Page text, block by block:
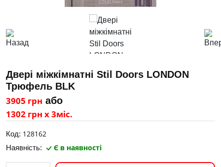
Двері міжкімнатні Stil Doors LONDON
Трюфель BLK
3905 грн або
1302 грн х 3міс.
Код: 128162
Наявність: Є в наявності